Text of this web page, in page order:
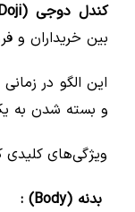
کندل دوجی (Doji) :
بین خریداران و
این الگو در
و بسته شدن به
ویژگی‌های
بدنه (Body) :